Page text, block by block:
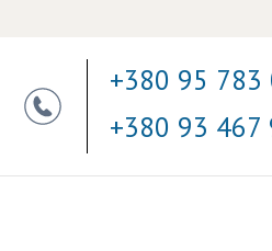
+380 95 783
+380 93 467